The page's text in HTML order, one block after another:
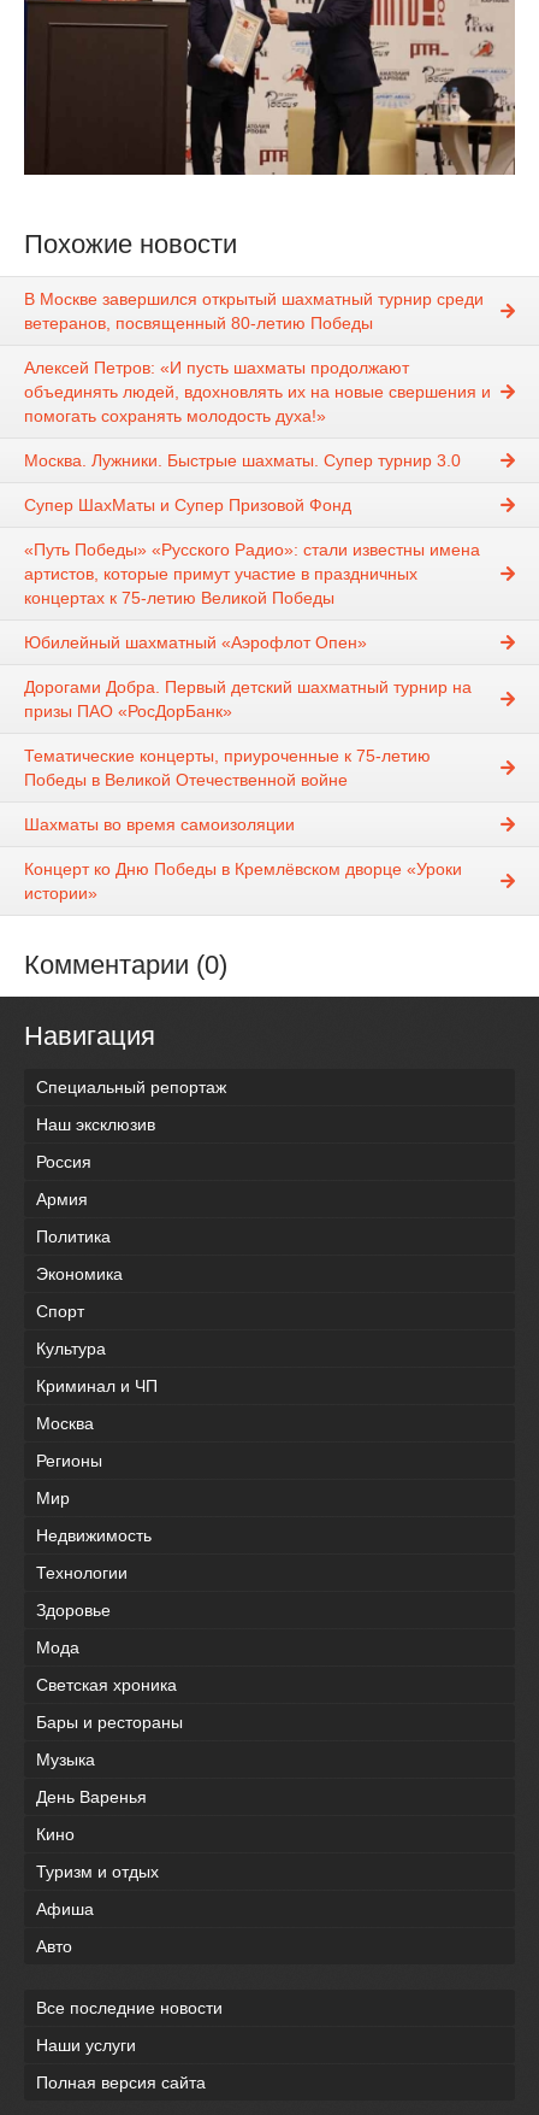
Похожие новости
В Москве завершился открытый шахматный турнир среди
ветеранов, посвященный 80-летию Победы
Алексей Петров: «И пусть шахматы продолжают
объединять людей, вдохновлять их на новые свершения и
помогать сохранять молодость духа!»
Москва. Лужники. Быстрые шахматы. Супер турнир 3.0
Супер ШахМаты и Супер Призовой Фонд
«Путь Победы» «Русского Радио»: стали известны имена
артистов, которые примут участие в праздничных
концертах к 75-летию Великой Победы
Юбилейный шахматный «Аэрофлот Опен»
Дорогами Добра. Первый детский шахматный турнир на
призы ПАО «РосДорБанк»
Тематические концерты, приуроченные к 75-летию
Победы в Великой Отечественной войне
Шахматы во время самоизоляции
Концерт ко Дню Победы в Кремлёвском дворце «Уроки
истории»
Комментарии (0)
Навигация
Специальный репортаж
Наш эксклюзив
Россия
Армия
Политика
Экономика
Спорт
Культура
Криминал и ЧП
Москва
Регионы
Мир
Недвижимость
Технологии
Здоровье
Мода
Светская хроника
Бары и рестораны
Музыка
День Варенья
Кино
Туризм и отдых
Афиша
Авто
Все последние новости
Наши услуги
Полная версия сайта